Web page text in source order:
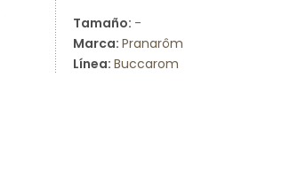
Tamaño: -
Marca: Pranarôm
Línea: Buccarom